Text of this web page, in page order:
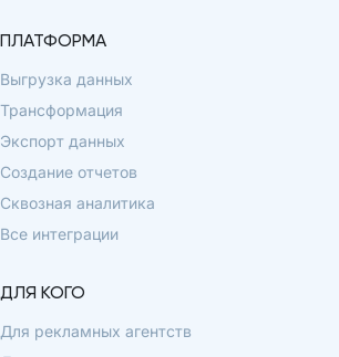
ПЛАТФОРМА
Выгрузка данных
Трансформация
Экспорт данных
Создание отчетов
Сквозная аналитика
Все интеграции
ДЛЯ КОГО
Для рекламных агентств